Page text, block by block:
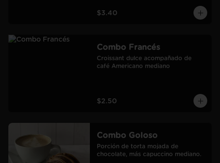
$3.40
Combo Francés
Croissant dulce acompañado de
café Americano mediano
$2.50
Combo Goloso
Porción de torta mojada de
chocolate, más capuccino mediano.